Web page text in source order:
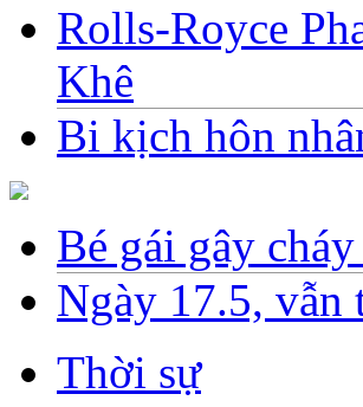
Rolls-Royce
Khê
Bi kịch hôn
Bé gái gây
Ngày 17.5, vẫn
Thời sự